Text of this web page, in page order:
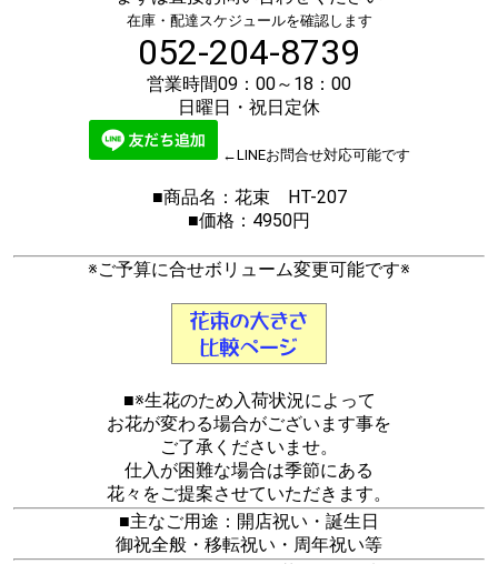
在庫・配達スケジュールを確認します
052-204-8739
営業時間09：00～18：00
日曜日・祝日定休
←LINEお問合せ対応可能です
■商品名：花束 HT-207
■価格：4950円
※ご予算に合せボリューム変更可能です※
■※生花のため入荷状況によって
お花が変わる場合がございます事を
ご了承くださいませ。
仕入が困難な場合は季節にある
花々をご提案させていただきます。
■主なご用途：開店祝い・誕生日
御祝全般・移転祝い・周年祝い等